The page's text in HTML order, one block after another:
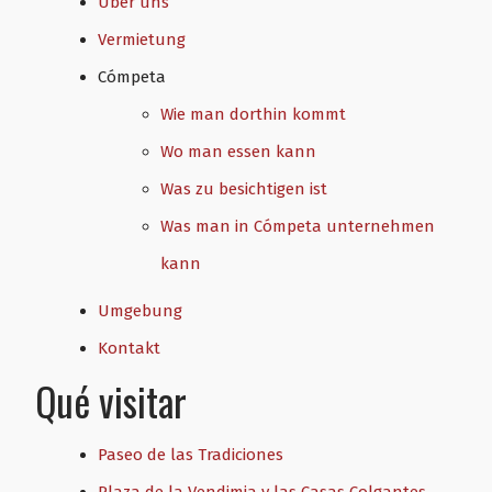
Vermietung
Cómpeta
Wie man dorthin kommt
Wo man essen kann
Was zu besichtigen ist
Was man in Cómpeta unternehmen
kann
Umgebung
Kontakt
Qué visitar
Paseo de las Tradiciones